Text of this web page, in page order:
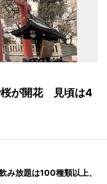
桜が開花 見頃は4
放題は100種類以上、